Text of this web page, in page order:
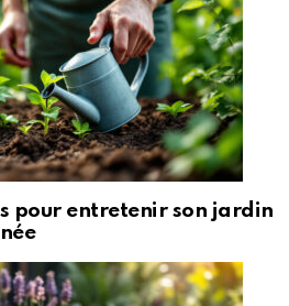
pour entretenir son jardin